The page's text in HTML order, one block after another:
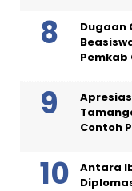
Dugaan
Pemkab
Contoh
Antara